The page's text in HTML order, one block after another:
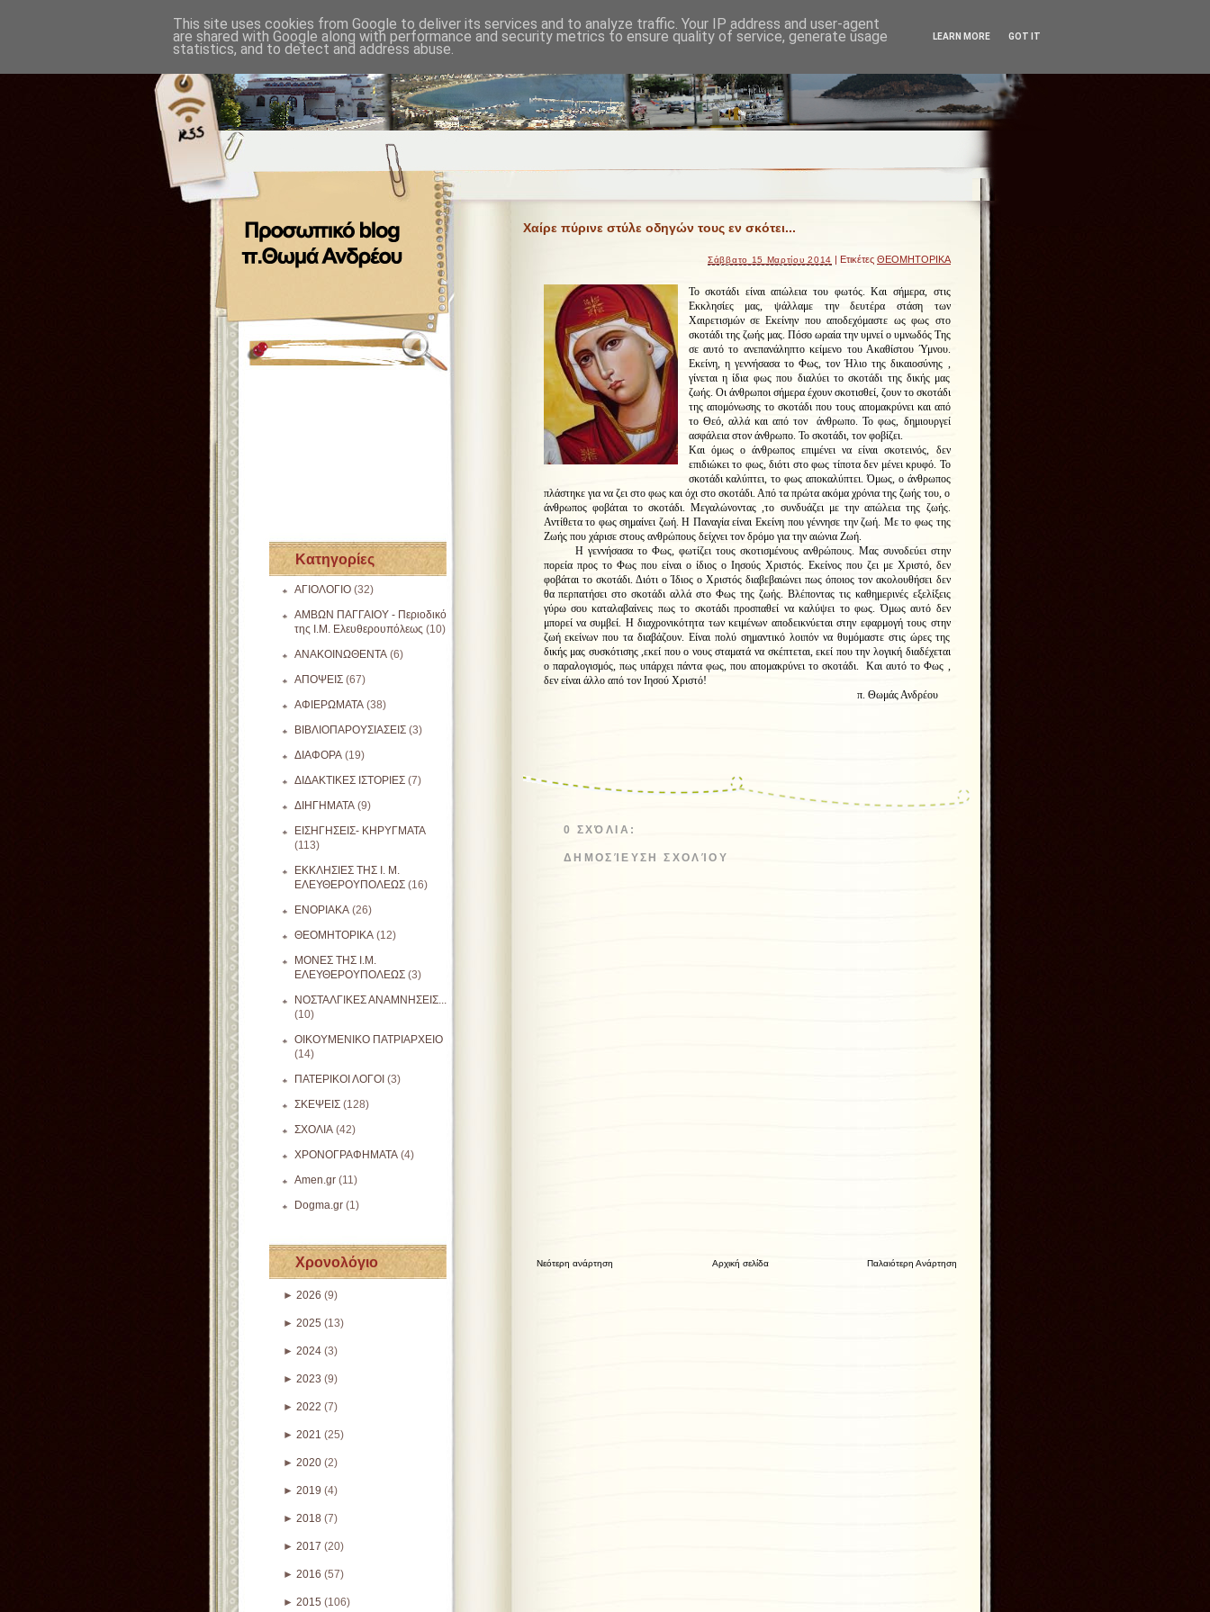
Κατηγορίες
ΑΓΙΟΛΟΓΙΟ (32)
ΑΜΒΩΝ ΠΑΓΓΑΙΟΥ - Περιοδικό
της Ι.Μ. Ελευθερουπόλεως (10)
ΑΝΑΚΟΙΝΩΘΕΝΤΑ (6)
ΑΠΟΨΕΙΣ (67)
ΑΦΙΕΡΩΜΑΤΑ (38)
ΒΙΒΛΙΟΠΑΡΟΥΣΙΑΣΕΙΣ (3)
ΔΙΑΦΟΡΑ (19)
ΔΙΔΑΚΤΙΚΕΣ ΙΣΤΟΡΙΕΣ (7)
ΔΙΗΓΗΜΑΤΑ (9)
ΕΙΣΗΓΗΣΕΙΣ- ΚΗΡΥΓΜΑΤΑ
(113)
ΕΚΚΛΗΣΙΕΣ ΤΗΣ Ι. Μ.
ΕΛΕΥΘΕΡΟΥΠΟΛΕΩΣ (16)
ΕΝΟΡΙΑΚΑ (26)
ΘΕΟΜΗΤΟΡΙΚΑ (12)
ΜΟΝΕΣ ΤΗΣ Ι.Μ.
ΕΛΕΥΘΕΡΟΥΠΟΛΕΩΣ (3)
ΝΟΣΤΑΛΓΙΚΕΣ ΑΝΑΜΝΗΣΕΙΣ...
(10)
ΟΙΚΟΥΜΕΝΙΚΟ ΠΑΤΡΙΑΡΧΕΙΟ
(14)
ΠΑΤΕΡΙΚΟΙ ΛΟΓΟΙ (3)
ΣΚΕΨΕΙΣ (128)
ΣΧΟΛΙΑ (42)
ΧΡΟΝΟΓΡΑΦΗΜΑΤΑ (4)
Amen.gr (11)
Dogma.gr (1)
Χρονολόγιο
► 2026 (9)
► 2025 (13)
► 2024 (3)
► 2023 (9)
► 2022 (7)
► 2021 (25)
► 2020 (2)
► 2019 (4)
► 2018 (7)
► 2017 (20)
► 2016 (57)
► 2015 (106)
Χαίρε πύρινε στύλε οδηγών τους εν σκότει...
Σάββατο 15 Μαρτίου 2014 | Ετικέτες ΘΕΟΜΗΤΟΡΙΚΑ
Το σκοτάδι είναι απώλεια του φωτός. Και σήμερα, στις
Εκκλησίες μας, ψάλλαμε την δευτέρα στάση των
Χαιρετισμών σε Εκείνην που αποδεχόμαστε ως φως στο
σκοτάδι της ζωής μας. Πόσο ωραία την υμνεί ο υμνωδός Της
σε αυτό το ανεπανάληπτο κείμενο του Ακαθίστου Ύμνου.
Εκείνη, η γεννήσασα το Φως, τον Ήλιο της δικαιοσύνης ,
γίνεται η ίδια φως που διαλύει το σκοτάδι της δικής μας
ζωής. Οι άνθρωποι σήμερα έχουν σκοτισθεί, ζουν το σκοτάδι
της απομόνωσης το σκοτάδι που τους απομακρύνει και από
το Θεό, αλλά και από τον άνθρωπο. Το φως, δημιουργεί
ασφάλεια στον άνθρωπο. Το σκοτάδι, τον φοβίζει.
Και όμως ο άνθρωπος επιμένει να είναι σκοτεινός, δεν
επιδιώκει το φως, διότι στο φως τίποτα δεν μένει κρυφό. Το
σκοτάδι καλύπτει, το φως αποκαλύπτει. Όμως, ο άνθρωπος
πλάστηκε για να ζει στο φως και όχι στο σκοτάδι. Από τα πρώτα ακόμα χρόνια της ζωής του, ο
άνθρωπος φοβάται το σκοτάδι. Μεγαλώνοντας ,το συνδυάζει με την απώλεια της ζωής.
Αντίθετα το φως σημαίνει ζωή. Η Παναγία είναι Εκείνη που γέννησε την ζωή. Με το φως της
Ζωής που χάρισε στους ανθρώπους δείχνει τον δρόμο για την αιώνια Ζωή.
Η γεννήσασα το Φως, φωτίζει τους σκοτισμένους ανθρώπους. Μας συνοδεύει στην
πορεία προς το Φως που είναι ο ίδιος ο Ιησούς Χριστός. Εκείνος που ζει με Χριστό, δεν
φοβάται το σκοτάδι. Διότι ο Ίδιος ο Χριστός διαβεβαιώνει πως όποιος τον ακολουθήσει δεν
θα περπατήσει στο σκοτάδι αλλά στο Φως της ζωής. Βλέποντας τις καθημερινές εξελίξεις
γύρω σου καταλαβαίνεις πως το σκοτάδι προσπαθεί να καλύψει το φως. Όμως αυτό δεν
μπορεί να συμβεί. Η διαχρονικότητα των κειμένων αποδεικνύεται στην εφαρμογή τους στην
ζωή εκείνων που τα διαβάζουν. Είναι πολύ σημαντικό λοιπόν να θυμόμαστε στις ώρες της
δικής μας συσκότισης ,εκεί που ο νους σταματά να σκέπτεται, εκεί που την λογική διαδέχεται
ο παραλογισμός, πως υπάρχει πάντα φως, που απομακρύνει το σκοτάδι. Και αυτό το Φως ,
δεν είναι άλλο από τον Ιησού Χριστό!
π. Θωμάς Ανδρέου
0 ΣΧΌΛΙΑ:
ΔΗΜΟΣΊΕΥΣΗ ΣΧΟΛΊΟΥ
Νεότερη ανάρτηση Παλαιότερη Ανάρτηση
Αρχική σελίδα
This site uses cookies from Google to deliver its services and to analyze traffic. Your IP address and user-agent
are shared with Google along with performance and security metrics to ensure quality of service, generate usage
statistics, and to detect and address abuse.
LEARN MORE GOT IT